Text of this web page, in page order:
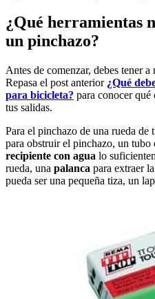
¿Qué herramientas
un pinchazo?
Antes de comenzar, debes tener a
Repasa el post anterior ¿Qué
para bicicleta? para conocer qué
tus salidas.
Para el pinchazo de una rueda de
para obstruir el pinchazo, un tubo
recipiente con agua lo
rueda, una palanca para extraer
pueda ser una pequeña tiza, un